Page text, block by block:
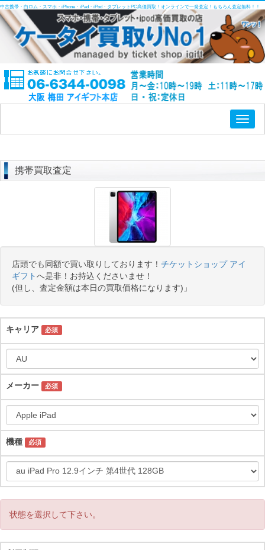
中古携帯・白ロム・スマホ・iPhone・iPad・iPod・タブレットPC高価買取！オンラインで一発査定！もちろん査定無料！！
携帯買取査定
店頭でも同額で買い取りしております！ チケットショップ アイ
ギフトへ是非！お持込くださいませ！
(但し、査定金額は本日の買取価格になります)」
キャリア 必須
メーカー 必須
機種 必須
状態を選択して下さい。